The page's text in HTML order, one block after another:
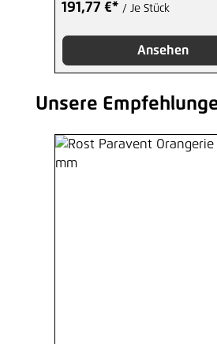
191,77 €* / Je Stück
Ansehen
Produktgalerie überspringen
Unsere